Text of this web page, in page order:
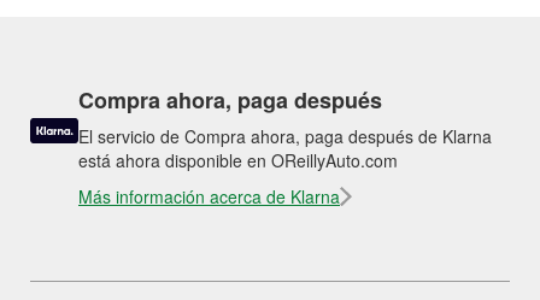
Compra ahora, paga después
El servicio de Compra ahora, paga después de Klarna
está ahora disponible en OReillyAuto.com
Más información acerca de Klarna